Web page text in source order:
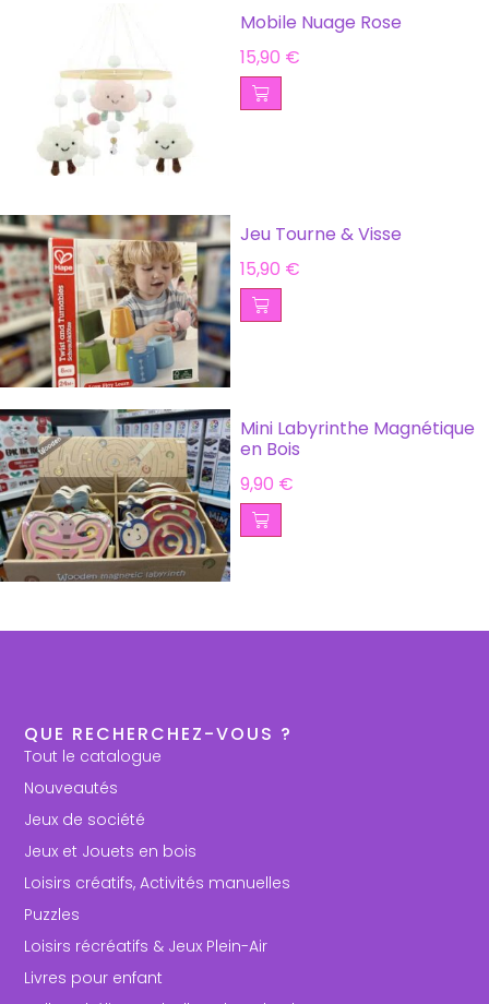
Mobile Nuage Rose
15,90 €
Jeu Tourne & Visse
15,90 €
Mini Labyrinthe Magnétique
en Bois
9,90 €
QUE RECHERCHEZ-VOUS ?
Tout le catalogue
Nouveautés
Jeux de société
Jeux et Jouets en bois
Loisirs créatifs, Activités manuelles
Puzzles
Loisirs récréatifs & Jeux Plein-Air
Livres pour enfant